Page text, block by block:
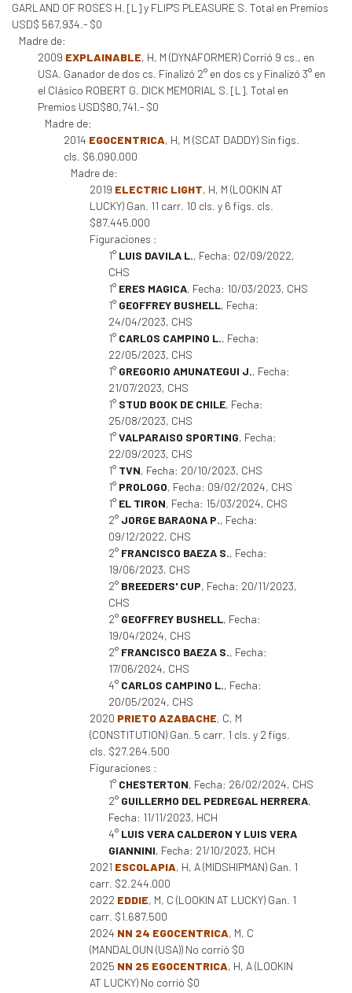
GARLAND OF ROSES H. [L] y FLIP'S PLEASURE S. Total en Premios
USD$ 567,934.- $0
Madre de:
2009 EXPLAINABLE, H, M (DYNAFORMER) Corrió 9 cs., en
USA. Ganador de dos cs. Finalizó 2° en dos cs y Finalizó 3° en
el Clásico ROBERT G. DICK MEMORIAL S. [L]. Total en
Premios USD$80,741.- $0
Madre de:
2014 EGOCENTRICA, H, M (SCAT DADDY) Sin figs.
cls. $6.090.000
Madre de:
2019 ELECTRIC LIGHT, H, M (LOOKIN AT
LUCKY) Gan. 11 carr. 10 cls. y 6 figs. cls.
$87.445.000
Figuraciones :
1° LUIS DAVILA L., Fecha: 02/09/2022,
CHS
1° ERES MAGICA, Fecha: 10/03/2023, CHS
1° GEOFFREY BUSHELL, Fecha:
24/04/2023, CHS
1° CARLOS CAMPINO L., Fecha:
22/05/2023, CHS
1° GREGORIO AMUNATEGUI J., Fecha:
21/07/2023, CHS
1° STUD BOOK DE CHILE, Fecha:
25/08/2023, CHS
1°VALPARAISO SPORTING, Fecha:
22/09/2023, CHS
1° TVN, Fecha: 20/10/2023, CHS
1° PROLOGO, Fecha: 09/02/2024, CHS
1° EL TIRON, Fecha: 15/03/2024, CHS
2° JORGE BARAONA P., Fecha:
09/12/2022, CHS
2° FRANCISCO BAEZA S., Fecha:
19/06/2023, CHS
2° BREEDERS' CUP, Fecha: 20/11/2023,
CHS
2° GEOFFREY BUSHELL, Fecha:
19/04/2024, CHS
2° FRANCISCO BAEZA S., Fecha:
17/06/2024, CHS
4° CARLOS CAMPINO L., Fecha:
20/05/2024, CHS
2020 PRIETO AZABACHE, C, M
(CONSTITUTION) Gan. 5 carr. 1 cls. y 2 figs.
cls. $27.264.500
Figuraciones :
1° CHESTERTON, Fecha: 26/02/2024, CHS
2° GUILLERMO DEL PEDREGAL HERRERA,
Fecha: 11/11/2023, HCH
4° LUIS VERA CALDERON Y LUIS VERA
GIANNINI, Fecha: 21/10/2023, HCH
2021 ESCOLAPIA, H, A (MIDSHIPMAN) Gan. 1
carr. $2.244.000
2022 EDDIE, M, C (LOOKIN AT LUCKY) Gan. 1
carr. $1.687.500
2024 NN 24 EGOCENTRICA, M, C
(MANDALOUN (USA)) No corrió $0
2025 NN 25 EGOCENTRICA, H, A (LOOKIN
AT LUCKY) No corrió $0